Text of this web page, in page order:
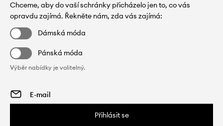
Chceme, aby do vaší schránky přicházelo jen to, co vás
opravdu zajímá. Řekněte nám, zda vás zajímá:
Dámská móda
Pánská móda
Výběr nabídky je volitelný.
Přihlásit se